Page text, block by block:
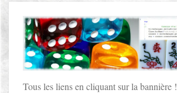
Tous les liens en cliquant sur la bannière !